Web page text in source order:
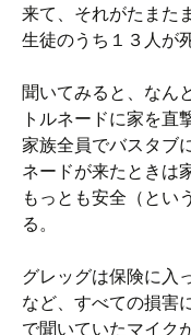
来て、それがたまた
生徒のうち１３人が
聞いてみると、なん
トルネードに家を直
家族全員でバスタブ
ネードが来たときは
もっとも安全（とい
る。
グレッグは保険に入
など、すべての損害
で聞いていたマイク